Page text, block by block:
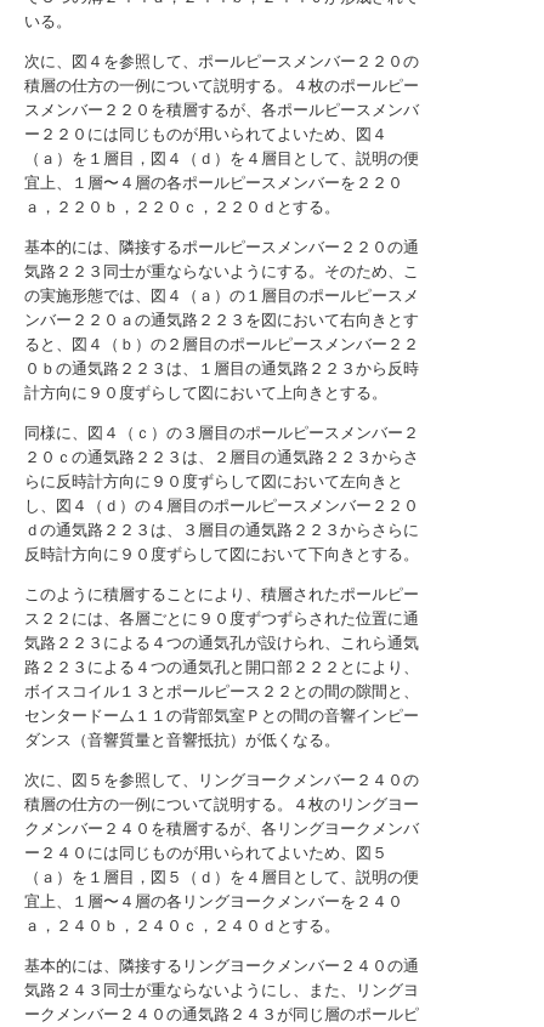
いる。
次に、図４を参照して、ポールピースメンバー２２０の
積層の仕方の一例について説明する。４枚のポールピー
スメンバー２２０を積層するが、各ポールピースメンバ
ー２２０には同じものが用いられてよいため、図４
（ａ）を１層目，図４（ｄ）を４層目として、説明の便
宜上、１層〜４層の各ポールピースメンバーを２２０
ａ，２２０ｂ，２２０ｃ，２２０ｄとする。
基本的には、隣接するポールピースメンバー２２０の通
気路２２３同士が重ならないようにする。そのため、こ
の実施形態では、図４（ａ）の１層目のポールピースメ
ンバー２２０ａの通気路２２３を図において右向きとす
ると、図４（ｂ）の２層目のポールピースメンバー２２
０ｂの通気路２２３は、１層目の通気路２２３から反時
計方向に９０度ずらして図において上向きとする。
同様に、図４（ｃ）の３層目のポールピースメンバー２
２０ｃの通気路２２３は、２層目の通気路２２３からさ
らに反時計方向に９０度ずらして図において左向きと
し、図４（ｄ）の４層目のポールピースメンバー２２０
ｄの通気路２２３は、３層目の通気路２２３からさらに
反時計方向に９０度ずらして図において下向きとする。
このように積層することにより、積層されたポールピー
ス２２には、各層ごとに９０度ずつずらされた位置に通
気路２２３による４つの通気孔が設けられ、これら通気
路２２３による４つの通気孔と開口部２２２とにより、
ボイスコイル１３とポールピース２２との間の隙間と、
センタードーム１１の背部気室Ｐとの間の音響インピー
ダンス（音響質量と音響抵抗）が低くなる。
次に、図５を参照して、リングヨークメンバー２４０の
積層の仕方の一例について説明する。４枚のリングヨー
クメンバー２４０を積層するが、各リングヨークメンバ
ー２４０には同じものが用いられてよいため、図５
（ａ）を１層目，図５（ｄ）を４層目として、説明の便
宜上、１層〜４層の各リングヨークメンバーを２４０
ａ，２４０ｂ，２４０ｃ，２４０ｄとする。
基本的には、隣接するリングヨークメンバー２４０の通
気路２４３同士が重ならないようにし、また、リングヨ
ークメンバー２４０の通気路２４３が同じ層のポールピ